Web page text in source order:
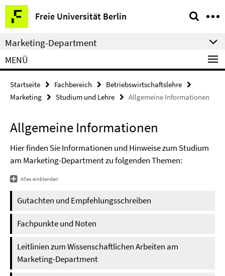
Springe
direkt
zu
Inhalt
Freie Universität Berlin
Service-
Navigation
Marketing-Department
MENÜ
Startseite Fachbereich
Betriebswirtschaftslehre
Marketing
Studium und Lehre Allgemeine Informationen
Allgemeine Informationen
Hier finden Sie Informationen und Hinweise zum Studium
am Marketing-Department zu folgenden Themen:
Alles einblenden
Gutachten und Empfehlungsschreiben
Fachpunkte und Noten
Leitlinien zum Wissenschaftlichen Arbeiten am
Marketing-Department